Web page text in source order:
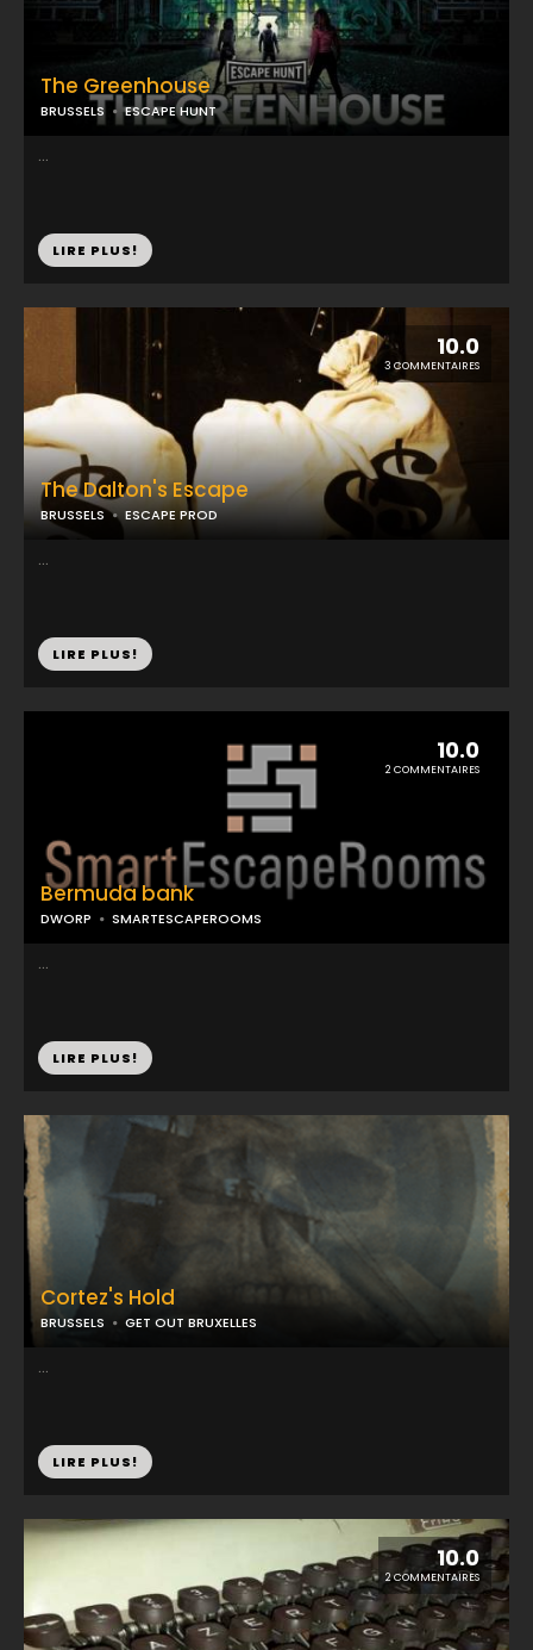
10.0
3 COMMENTAIRES
The Dalton's Escape
BRUSSELS ESCAPE PROD
...
LIRE PLUS!
The Greenhouse
BRUSSELS ESCAPE HUNT
...
LIRE PLUS!
10.0
2 COMMENTAIRES
Bermuda bank
DWORP SMARTESCAPEROOMS
...
LIRE PLUS!
Cortez's Hold
BRUSSELS GET OUT BRUXELLES
...
LIRE PLUS!
10.0
2 COMMENTAIRES